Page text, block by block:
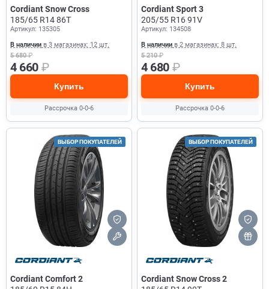
Cordiant Snow Cross
185/65 R14 86T
Артикул: 135305
В наличии в 3 магазинах: 12 шт.
5 680₽
4 660 ₽
Купить
Рассрочка 0-0-6
Cordiant Sport 3
205/55 R16 91V
Артикул: 134508
В наличии в 2 магазинах: 8 шт.
5 210₽
4 680 ₽
Купить
Рассрочка 0-0-6
ВЫБОР ПОКУПАТЕЛЕЙ
Cordiant Comfort 2
ВЫБОР ПОКУПАТЕЛЕЙ
Cordiant Snow Cross 2